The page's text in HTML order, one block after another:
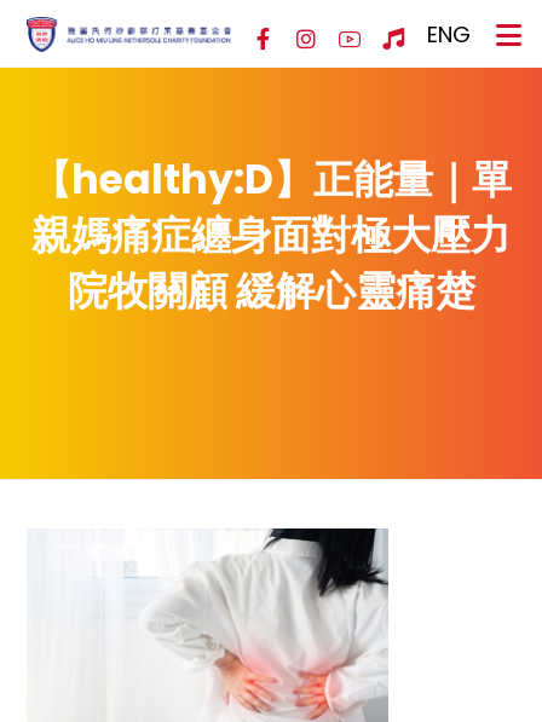
ENG
【healthy:D】正能量｜單
親媽痛症纏身面對極大壓力
院牧關顧 緩解心靈痛楚